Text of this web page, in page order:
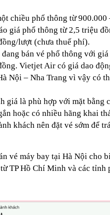
chiều phổ thông từ 900.000
giá phổ thông từ 2,5 triệu
lượt (chưa thuế phí).
bán vé phổ thông với
Vietjet Air có giá dao
Nội – Nha Trang vì vậy có
giá là phù hợp với mặt bằng
hoặc có nhiều hãng khai
khách nên đặt vé sớm để
vé máy bay tại Hà Nội cho
TP Hồ Chí Minh và các tỉnh